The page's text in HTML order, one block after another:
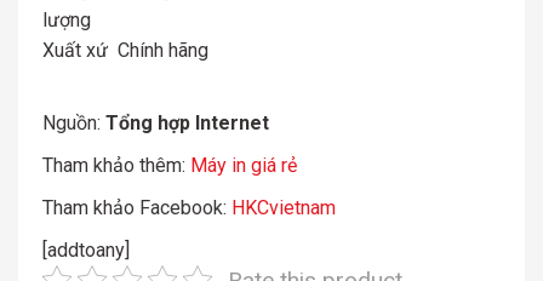
lượng
Xuất xứ Chính hãng
Nguồn: Tổng hợp Internet
Tham khảo thêm: Máy in giá rẻ
Tham khảo Facebook: HKCvietnam
[addtoany]